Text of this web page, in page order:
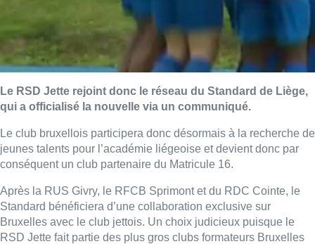
Le RSD Jette rejoint donc le réseau du Standard de Liège,
qui a officialisé la nouvelle via un communiqué.
Le club bruxellois participera donc désormais à la recherche de
jeunes talents pour l’académie liégeoise et devient donc par
conséquent un club partenaire du Matricule 16.
Après la RUS Givry, le RFCB Sprimont et du RDC Cointe, le
Standard bénéficiera d’une collaboration exclusive sur
Bruxelles avec le club jettois. Un choix judicieux puisque le
RSD Jette fait partie des plus gros clubs formateurs Bruxelles